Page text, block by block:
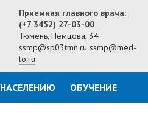
Приемная главного врача:
(+7 3452) 27-03-00
Тюмень, Немцова, 34
ssmp@sp03tmn.ru ssmp@med-
to.ru
НАСЕЛЕНИЮ ОБУЧЕНИЕ